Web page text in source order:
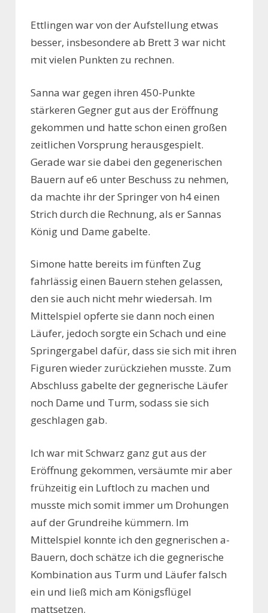
Ettlingen war von der Aufstellung etwas
besser, insbesondere ab Brett 3 war nicht
mit vielen Punkten zu rechnen.
Sanna war gegen ihren 450-Punkte
stärkeren Gegner gut aus der Eröffnung
gekommen und hatte schon einen großen
zeitlichen Vorsprung herausgespielt.
Gerade war sie dabei den gegenerischen
Bauern auf e6 unter Beschuss zu nehmen,
da machte ihr der Springer von h4 einen
Strich durch die Rechnung, als er Sannas
König und Dame gabelte.
Simone hatte bereits im fünften Zug
fahrlässig einen Bauern stehen gelassen,
den sie auch nicht mehr wiedersah. Im
Mittelspiel opferte sie dann noch einen
Läufer, jedoch sorgte ein Schach und eine
Springergabel dafür, dass sie sich mit ihren
Figuren wieder zurückziehen musste. Zum
Abschluss gabelte der gegnerische Läufer
noch Dame und Turm, sodass sie sich
geschlagen gab.
Ich war mit Schwarz ganz gut aus der
Eröffnung gekommen, versäumte mir aber
frühzeitig ein Luftloch zu machen und
musste mich somit immer um Drohungen
auf der Grundreihe kümmern. Im
Mittelspiel konnte ich den gegnerischen a-
Bauern, doch schätze ich die gegnerische
Kombination aus Turm und Läufer falsch
ein und ließ mich am Königsflügel
mattsetzen.